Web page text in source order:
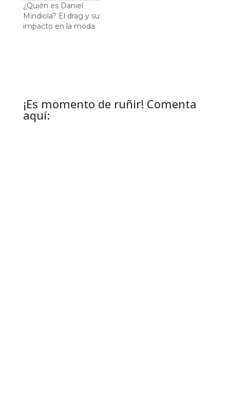
¿Quién es Daniel
Mindiola? El drag y su
impacto en la moda.
¡Es momento de ruñir! Comenta
aquí: